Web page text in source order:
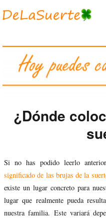
¿Dónde
Si no has podido leerlo
significado de las brujas de la
existe un lugar concreto para
lugar que realmente pueda
nuestra familia. Este variará